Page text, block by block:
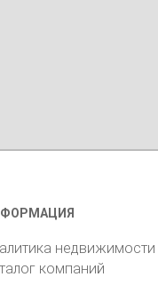
недвижимости
компаний